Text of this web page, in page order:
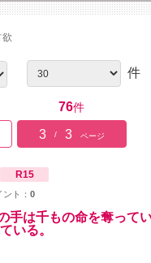
欲
件
76件
3 / 3 ページ
R15
ト： 0
手は千もの命を奪って
いる。